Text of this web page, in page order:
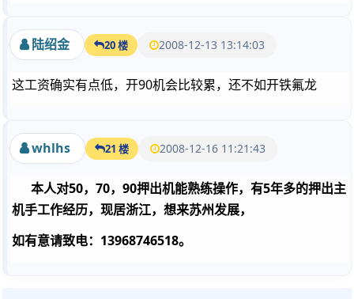
陆绍金 20 楼 2008-12-13 13:14:03
这工资确实有点低，开90机会比较累，还不如开铁氟龙
whlhs 21 楼 2008-12-16 11:21:43
本人对50，70，90押出机能熟练操作，有5年多的押出主
机手工作经历，现居浙江，想来苏州发展，
如有意请致电：13968746518。